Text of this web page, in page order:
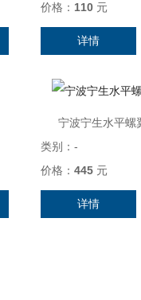
价格： 110 元
详情
宁波宁生水平螺
类别： -
价格： 445 元
详情